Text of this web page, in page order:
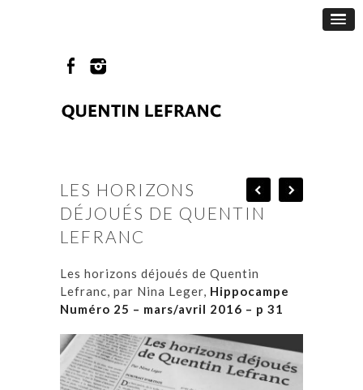
LES HORIZONS
DÉJOUÉS DE QUENTIN
LEFRANC
Les horizons déjoués de Quentin
Lefranc, par Nina Leger, Hippocampe
Numéro 25 – mars/avril 2016 – p 31